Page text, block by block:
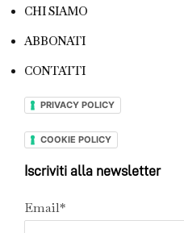
CHI SIAMO
ABBONATI
CONTATTI
PRIVACY POLICY
COOKIE POLICY
Iscriviti alla newsletter
Email*